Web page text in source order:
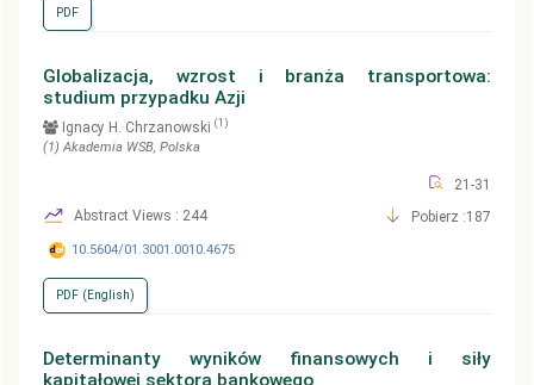
PDF
Globalizacja, wzrost i branża transportowa:
studium przypadku Azji
Ignacy H. Chrzanowski (1)
(1)Akademia WSB, Polska
21-31
Abstract Views : 244
Pobierz :187
10.5604/01.3001.0010.4675
PDF (English)
Determinanty wyników finansowych i siły
kapitałowej sektora bankowego